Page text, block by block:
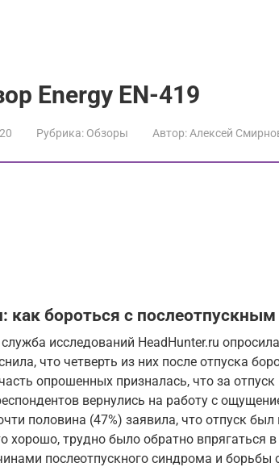
Energy EN-419
Рубрика: Обзоры Автор: Алексей
как бороться с
исследований HeadHunter.ru
что четверть из них после отпуска
опрошенных призналась, что за отпуск
вернулись на работу с
половина (47%) заявила, что отпуск
хорошо, трудно было обратно впрягаться
послеотпускного синдрома и борьбы